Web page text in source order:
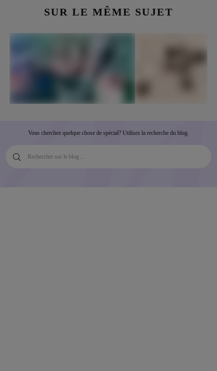
SUR LE MÊME SUJET
Vous cherchez quelque chose de spécial? Utilisez la recherche du blog.